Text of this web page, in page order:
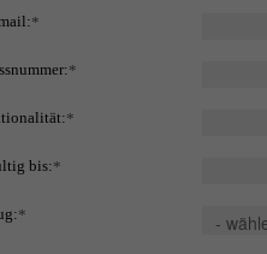
*
*
*
bis:*
*